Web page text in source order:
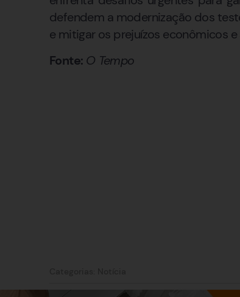
defendem a modernização dos
e mitigar os prejuízos econômicos
Fonte: O Tempo